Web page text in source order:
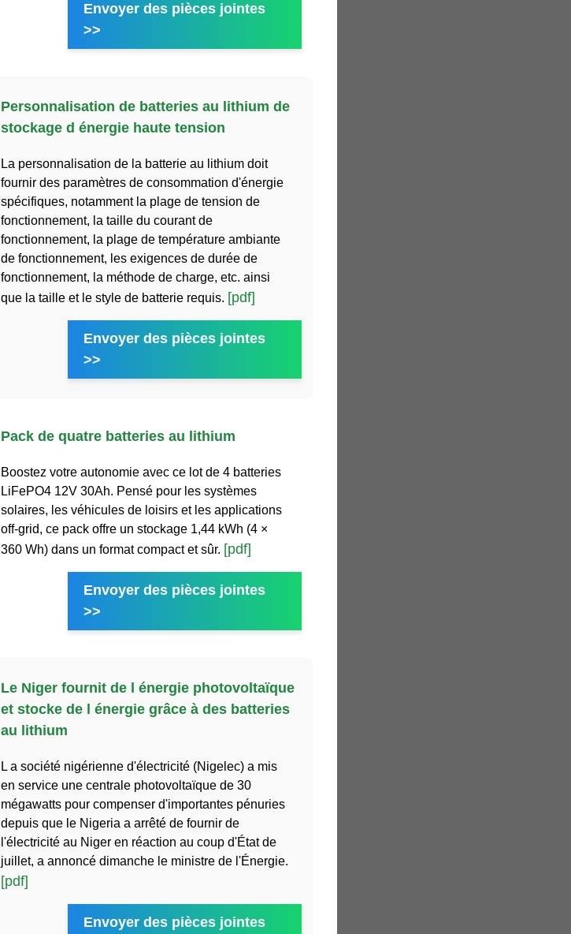
Envoyer des pièces jointes
>>
Personnalisation de batteries au lithium de
stockage d énergie haute tension
La personnalisation de la batterie au lithium doit
fournir des paramètres de consommation d'énergie
spécifiques, notamment la plage de tension de
fonctionnement, la taille du courant de
fonctionnement, la plage de température ambiante
de fonctionnement, les exigences de durée de
fonctionnement, la méthode de charge, etc. ainsi
que la taille et le style de batterie requis. [pdf]
Envoyer des pièces jointes
>>
Pack de quatre batteries au lithium
Boostez votre autonomie avec ce lot de 4 batteries
LiFePO4 12V 30Ah. Pensé pour les systèmes
solaires, les véhicules de loisirs et les applications
off-grid, ce pack offre un stockage 1,44 kWh (4 ×
360 Wh) dans un format compact et sûr. [pdf]
Envoyer des pièces jointes
>>
Le Niger fournit de l énergie photovoltaïque
et stocke de l énergie grâce à des batteries
au lithium
L a société nigérienne d'électricité (Nigelec) a mis
en service une centrale photovoltaïque de 30
mégawatts pour compenser d'importantes pénuries
depuis que le Nigeria a arrêté de fournir de
l'électricité au Niger en réaction au coup d'État de
juillet, a annoncé dimanche le ministre de l'Énergie.
[pdf]
Envoyer des pièces jointes